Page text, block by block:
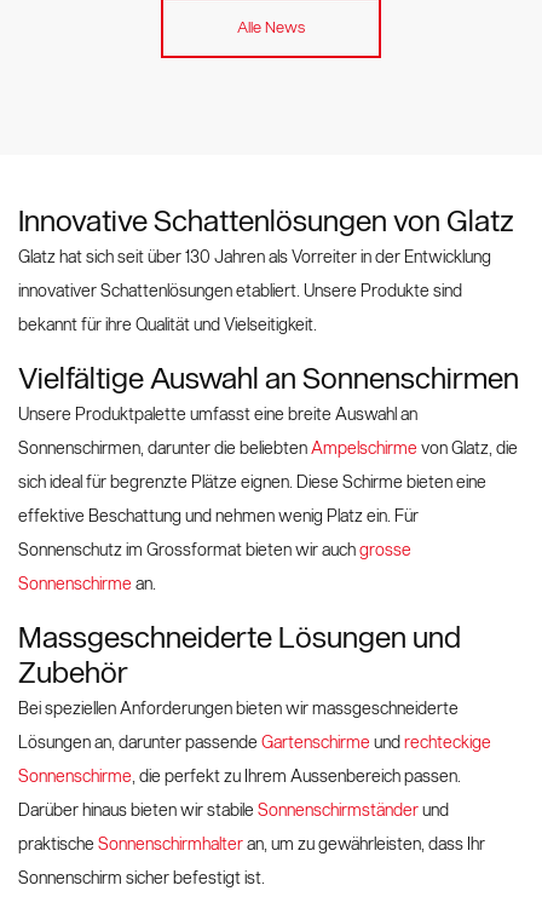
Alle News
Innovative Schattenlösungen von Glatz
Glatz hat sich seit über 130 Jahren als Vorreiter in der Entwicklung
innovativer Schattenlösungen etabliert. Unsere Produkte sind
bekannt für ihre Qualität und Vielseitigkeit.
Vielfältige Auswahl an Sonnenschirmen
Unsere Produktpalette umfasst eine breite Auswahl an
Sonnenschirmen, darunter die beliebtenAmpelschirme von Glatz, die
sich ideal für begrenzte Plätze eignen. Diese Schirme bieten eine
effektive Beschattung und nehmen wenig Platz ein. Für
Sonnenschutz im Grossformat bieten wir auchgrosse
Sonnenschirme an.
Massgeschneiderte Lösungen und
Zubehör
Bei speziellen Anforderungen bieten wir massgeschneiderte
Lösungen an, darunter passende Gartenschirme und rechteckige
Sonnenschirme, die perfekt zu Ihrem Aussenbereich passen.
Darüber hinaus bieten wir stabile Sonnenschirmständerund
praktische Sonnenschirmhalteran, um zu gewährleisten, dass Ihr
Sonnenschirm sicher befestigt ist.